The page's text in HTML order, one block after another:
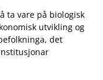
ta vare på biologisk
utvikling og
det